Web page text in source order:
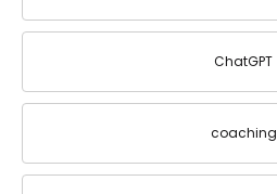
ChatGPT
coaching